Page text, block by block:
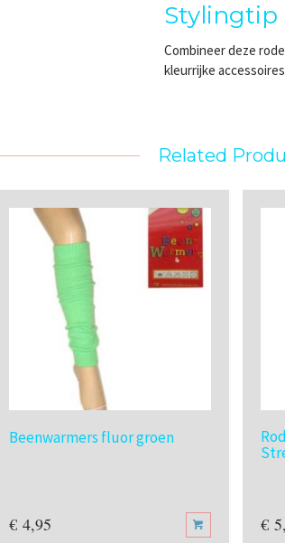
Stylingtip
Combineer deze
kleurrijke
Related
Beenwarmers fluor groen
€4,95 €